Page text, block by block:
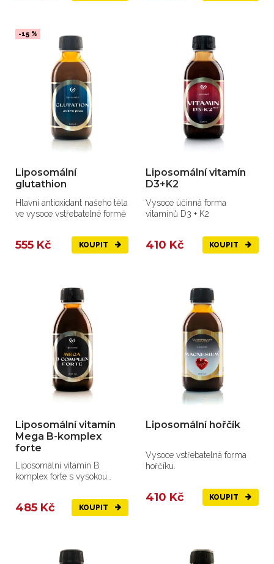
-15 %
Liposomální
glutathion
Hlavní antioxidant našeho těla
ve vysoce vstřebatelné formě
555 Kč KOUPIT
Liposomální vitamín
D3+K2
Vysoce účinná forma
vitamínů D3 + K2
410 Kč KOUPIT
Liposomální vitamín
Mega B-komplex
forte
Liposomální vitamín B
komplex forte s vysokou
485 Kč KOUPIT
Liposomální hořčík
Vysoce vstřebatelná forma
hořčíku.
410 Kč KOUPIT